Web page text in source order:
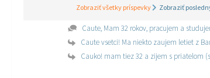
Zobraziť všetky príspevky Zobraziť
Caute, Mam 32 rokov, pracujem a
Caute vsetci! Ma niekto zaujem letiet z
Cauko! mam tiez 32 a zijem s priatelom